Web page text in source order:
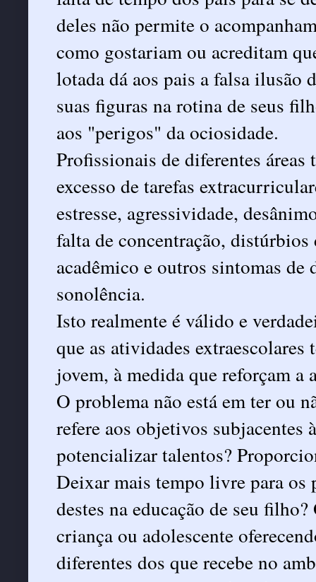
deles não permite o
como gostariam ou acreditam
lotada dá aos pais a falsa ilusão
suas figuras na rotina de seus
aos "perigos" da ociosidade.
Profissionais de diferentes
excesso de tarefas
estresse, agressividade,
falta de concentração,
acadêmico e outros sintomas
sonolência.
Isto realmente é válido e
que as atividades
jovem, à medida que reforçam a
O problema não está em ter ou
refere aos objetivos subjacentes
potencializar talentos?
Deixar mais tempo livre para os
destes na educação de seu
criança ou adolescente
diferentes dos que recebe no